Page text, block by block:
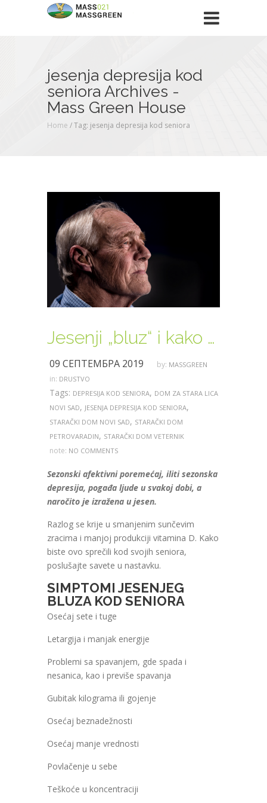
jesenja depresija kod
seniora Archives -
Mass Green House
Home /Tag: jesenja depresija kod seniora
Jesenji „bluz“ i kako ga ublažiti
09 СЕПТЕМБРА 2019 by: MASSGREEN
in: DRUSTVO
Tags: DEPRESIJA KOD SENIORA, DOM ZA STARA LICA
NOVI SAD, JESENJA DEPRESIJA KOD SENIORA,
STARAČKI DOM NOVI SAD, STARAČKI DOM
PETROVARADIN, STARAČKI DOM VETERNIK
note: NO COMMENTS
Sezonski afektivni poremećaj, iliti sezonska
depresija, pogađa ljude u svakoj dobi, a
naročito je izražena u jesen.
Razlog se krije u smanjenim sunčevim
zracima i manjoj produkciji vitamina D. Kako
biste ovo sprečili kod svojih seniora,
poslušajte savete u nastavku.
SIMPTOMI JESENJEG
BLUZA KOD SENIORA
Osećaj sete i tuge
Letargija i manjak energije
Problemi sa spavanjem, gde spada i
nesanica, kao i previše spavanja
Gubitak kilograma ili gojenje
Osećaj beznadežnosti
Osećaj manje vrednosti
Povlačenje u sebe
Teškoće u koncentraciji